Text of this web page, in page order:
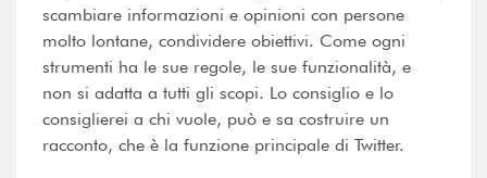
scambiare informazioni e opinioni con persone
molto lontane, condividere obiettivi. Come ogni
strumenti ha le sue regole, le sue funzionalità, e
non si adatta a tutti gli scopi. Lo consiglio e lo
consiglierei a chi vuole, può e sa costruire un
racconto, che è la funzione principale di Twitter.